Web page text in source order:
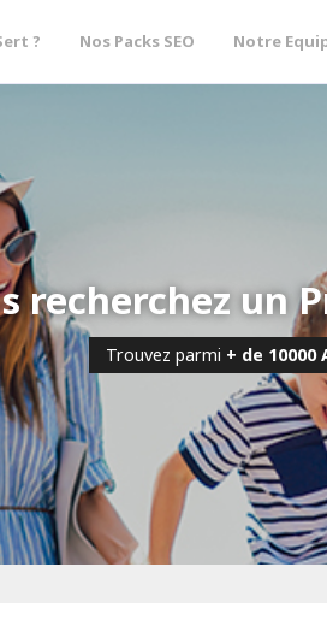
? Nos Packs SEO Notre
recherchez un
Trouvez parmi + de 10000